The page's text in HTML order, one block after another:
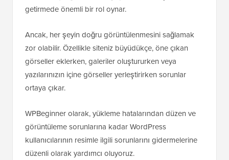
getirmede önemli bir rol oynar.
Ancak, her şeyin doğru görüntülenmesini sağlamak
zor olabilir. Özellikle siteniz büyüdükçe, öne çıkan
görseller eklerken, galeriler oluştururken veya
yazılarınızın içine görseller yerleştirirken sorunlar
ortaya çıkar.
WPBeginner olarak, yükleme hatalarından düzen ve
görüntüleme sorunlarına kadar WordPress
kullanıcılarının resimle ilgili sorunlarını gidermelerine
düzenli olarak yardımcı oluyoruz.